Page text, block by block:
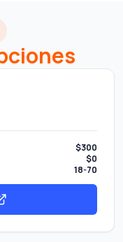
$300
$0
18-70